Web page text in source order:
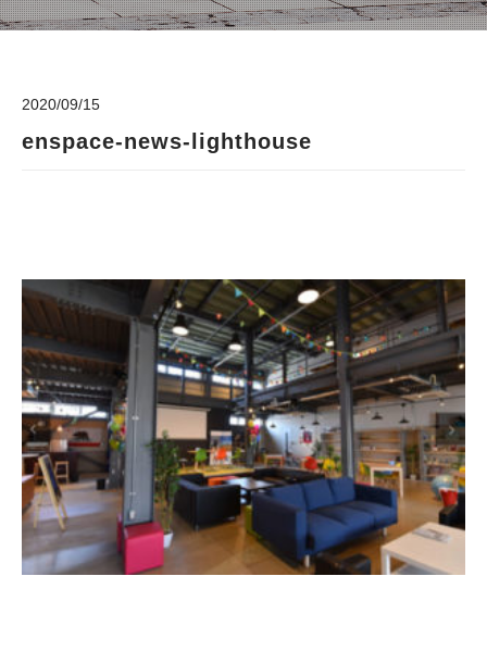
2020/09/15
enspace-news-lighthouse